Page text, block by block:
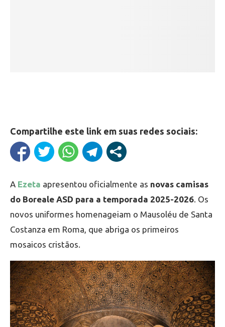
Compartilhe este link em suas redes sociais:
A Ezeta apresentou oficialmente as novas camisas
do Boreale ASD para a temporada 2025-2026 . Os
novos uniformes homenageiam o Mausoléu de Santa
Costanza em Roma, que abriga os primeiros
mosaicos cristãos.